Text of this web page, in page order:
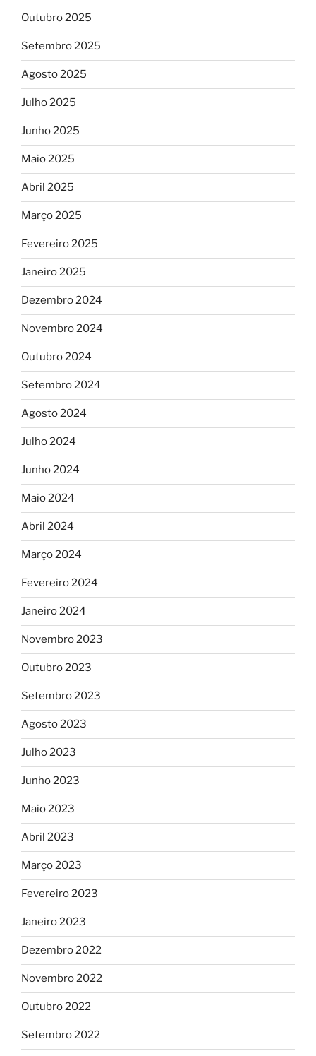
Outubro 2025
Setembro 2025
Agosto 2025
Julho 2025
Junho 2025
Maio 2025
Abril 2025
Março 2025
Fevereiro 2025
Janeiro 2025
Dezembro 2024
Novembro 2024
Outubro 2024
Setembro 2024
Agosto 2024
Julho 2024
Junho 2024
Maio 2024
Abril 2024
Março 2024
Fevereiro 2024
Janeiro 2024
Novembro 2023
Outubro 2023
Setembro 2023
Agosto 2023
Julho 2023
Junho 2023
Maio 2023
Abril 2023
Março 2023
Fevereiro 2023
Janeiro 2023
Dezembro 2022
Novembro 2022
Outubro 2022
Setembro 2022